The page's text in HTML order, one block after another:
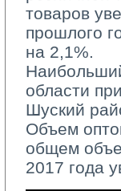
товаров
прошлого
на 2,1%.
области
Шуский
Объем
общем
2017 года